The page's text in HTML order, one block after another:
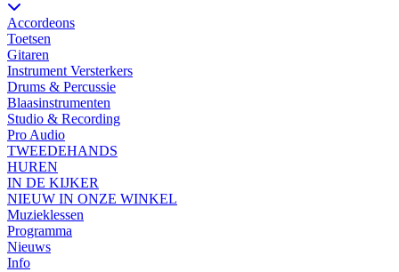
Accordeons
Toetsen
Gitaren
Instrument Versterkers
Drums & Percussie
Blaasinstrumenten
Studio & Recording
Pro Audio
TWEEDEHANDS
HUREN
IN DE KIJKER
NIEUW IN ONZE WINKEL
Muzieklessen
Programma
Nieuws
Info